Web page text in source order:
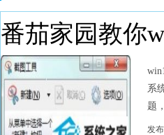
番茄家园教你
系
题
发